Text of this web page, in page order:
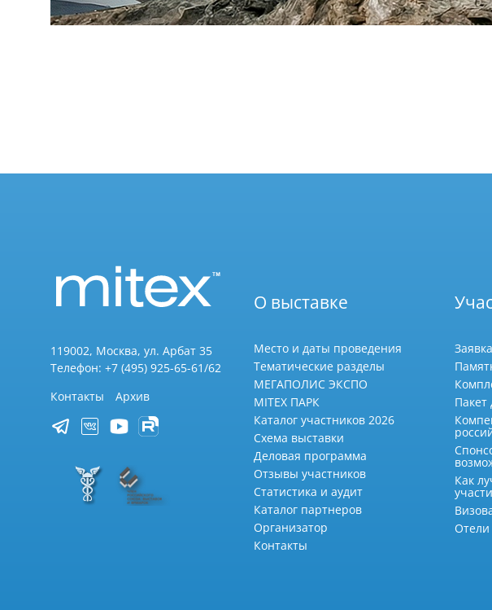
119002, Москва, ул. Арбат 35
Телефон: +7 (495) 925-65-61/62
Контакты
Архив
О выставке
Место и даты проведения
Тематические разделы
МЕГАПОЛИС ЭКСПО
MITEX ПАРК
Каталог участников 2026
Схема выставки
Деловая программа
Отзывы участников
Статистика и аудит
Каталог партнеров
Организатор
Контакты
Пакет
Как
Отели